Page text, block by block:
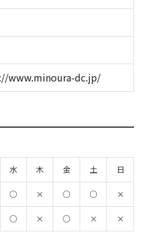
www.minoura-dc.jp/
水 木 金 土 日
○ × ○ ○ ×
○ × ○ × ×